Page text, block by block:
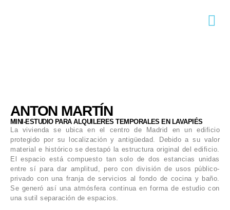
ANTON MARTÍN
MINI-ESTUDIO PARA ALQUILERES TEMPORALES EN LAVAPIÉS
La vivienda se ubica en el centro de Madrid en un edificio
protegido por su localización y antigüedad. Debido a su valor
material e histórico se destapó la estructura original del edificio.
El espacio está compuesto tan solo de dos estancias unidas
entre sí para dar amplitud, pero con división de usos público-
privado con una franja de servicios al fondo de cocina y baño.
Se generó así una atmósfera continua en forma de estudio con
una sutil separación de espacios.